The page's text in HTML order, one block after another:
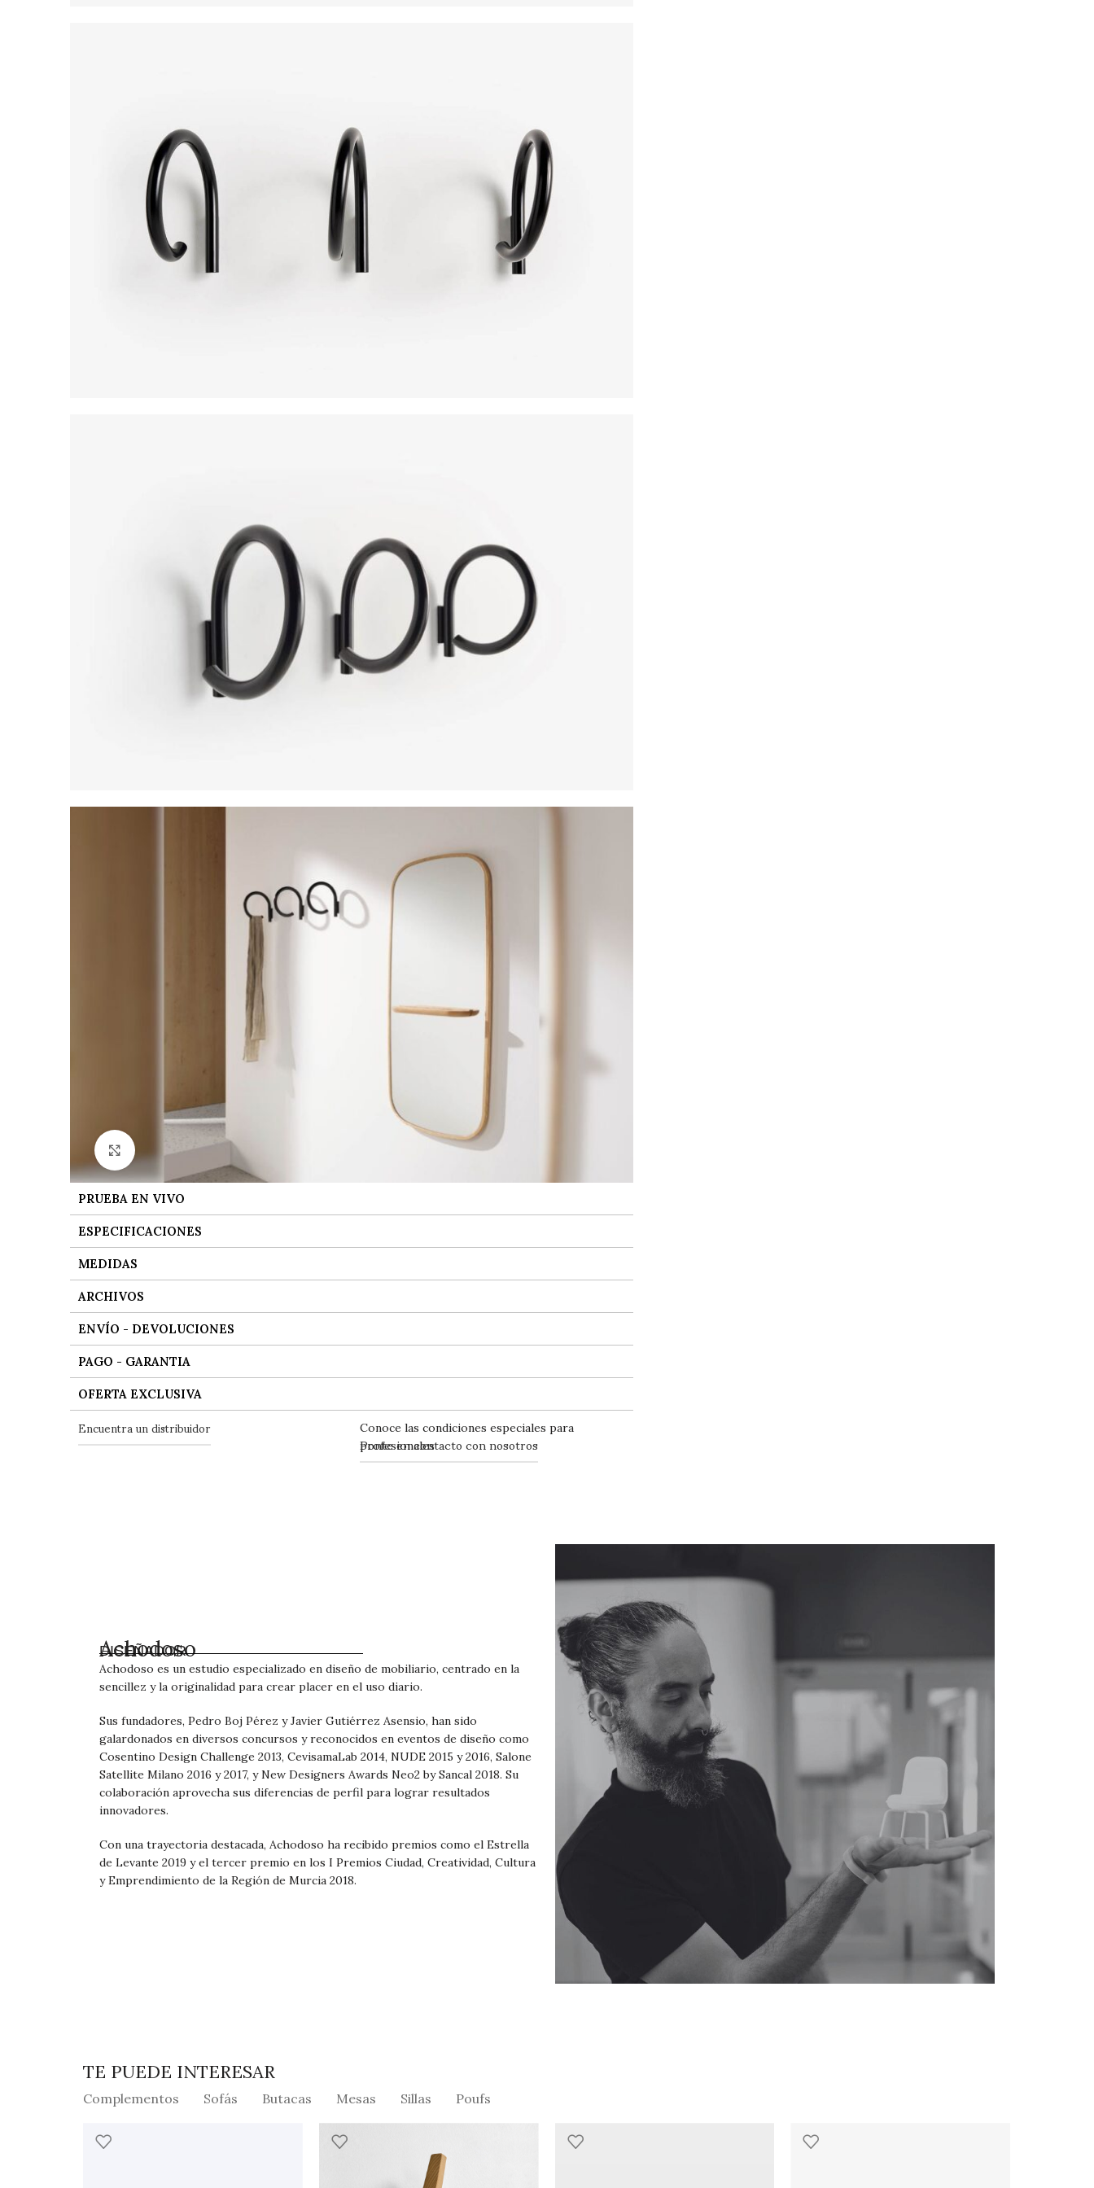
Ver tamaño grande
PRUEBA EN VIVO
ESPECIFICACIONES
MEDIDAS
ARCHIVOS
ENVÍO - DEVOLUCIONES
PAGO - GARANTIA
OFERTA EXCLUSIVA
Encuentra un distribuidor
Conoce las condiciones especiales para
profesionales
Ponte en contacto con nosotros
Achodoso
DISEÑADOR
Achodoso es un estudio especializado en diseño de mobiliario, centrado en la
sencillez y la originalidad para crear placer en el uso diario.
Sus fundadores, Pedro Boj Pérez y Javier Gutiérrez Asensio, han sido
galardonados en diversos concursos y reconocidos en eventos de diseño como
Cosentino Design Challenge 2013, CevisamaLab 2014, NUDE 2015 y 2016, Salone
Satellite Milano 2016 y 2017, y New Designers Awards Neo2 by Sancal 2018. Su
colaboración aprovecha sus diferencias de perfil para lograr resultados
innovadores.
Con una trayectoria destacada, Achodoso ha recibido premios como el Estrella
de Levante 2019 y el tercer premio en los I Premios Ciudad, Creatividad, Cultura
y Emprendimiento de la Región de Murcia 2018.
TE PUEDE INTERESAR
Complementos Sofás Butacas Mesas Sillas Poufs